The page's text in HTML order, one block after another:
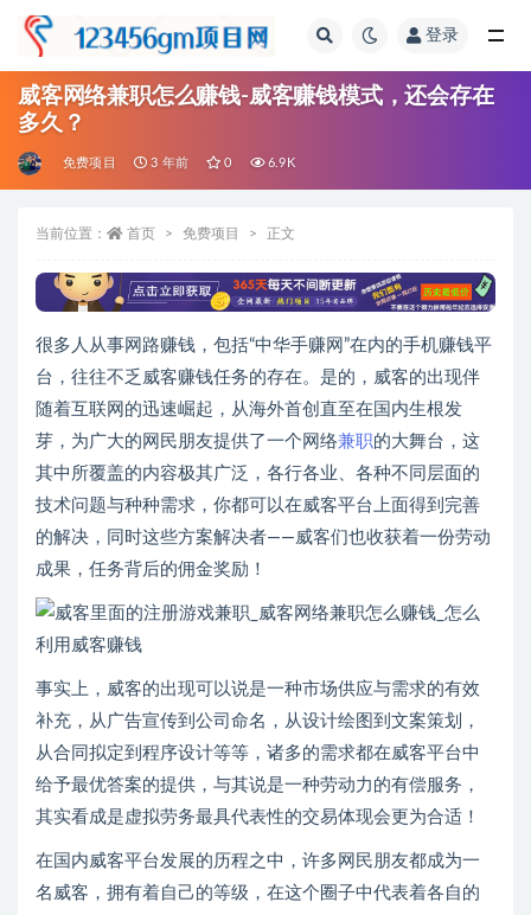
登录
威客网络兼职怎么赚钱-威客赚钱模式，还会存在
多久？
免费项目 3 年前 0 6.9K
当前位置： 首页 免费项目 正文
很多人从事网路赚钱，包括“中华手赚网”在内的手机赚钱平
台，往往不乏威客赚钱任务的存在。是的，威客的出现伴
随着互联网的迅速崛起，从海外首创直至在国内生根发
芽，为广大的网民朋友提供了一个网络兼职的大舞台，这
其中所覆盖的内容极其广泛，各行各业、各种不同层面的
技术问题与种种需求，你都可以在威客平台上面得到完善
的解决，同时这些方案解决者——威客们也收获着一份劳动
成果，任务背后的佣金奖励！
事实上，威客的出现可以说是一种市场供应与需求的有效
补充，从广告宣传到公司命名，从设计绘图到文案策划，
从合同拟定到程序设计等等，诸多的需求都在威客平台中
给予最优答案的提供，与其说是一种劳动力的有偿服务，
其实看成是虚拟劳务最具代表性的交易体现会更为合适！
在国内威客平台发展的历程之中，许多网民朋友都成为一
名威客，拥有着自己的等级，在这个圈子中代表着各自的